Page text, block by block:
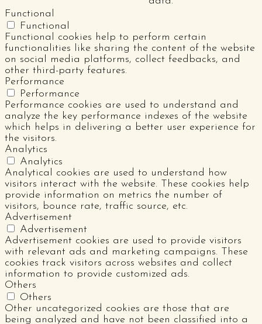
Functional
Functional
Functional cookies help to perform certain
functionalities like sharing the content of the website
on social media platforms, collect feedbacks, and
other third-party features.
Performance
Performance
Performance cookies are used to understand and
analyze the key performance indexes of the website
which helps in delivering a better user experience for
the visitors.
Analytics
Analytics
Analytical cookies are used to understand how
visitors interact with the website. These cookies help
provide information on metrics the number of
visitors, bounce rate, traffic source, etc.
Advertisement
Advertisement
Advertisement cookies are used to provide visitors
with relevant ads and marketing campaigns. These
cookies track visitors across websites and collect
information to provide customized ads.
Others
Others
Other uncategorized cookies are those that are
being analyzed and have not been classified into a